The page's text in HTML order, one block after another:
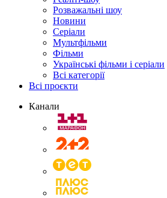
Розважальні шоу
Новини
Серіали
Мультфільми
Фільми
Українські фільми і серіали
Всі категорії
Всі проєкти
Канали